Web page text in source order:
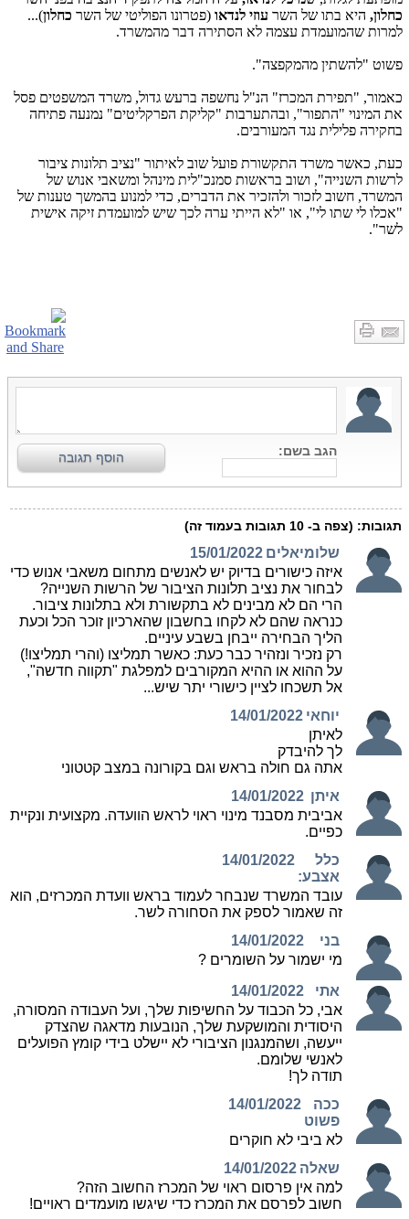
כחלון, היא בתו של השר עוזי לנדאו (פטרונו הפוליטי של השר כחלון)...
למרות שהמועמדת עצמה לא הסתירה דבר מהמשרד.
פשוט "להשתין מהמקפצה".
כאמור, "תפירת המכרז" הנ"ל נחשפה ברעש גדול, משרד המשפטים פסל
את המינוי "התפור", ובהתערבות "קליקת הפרקליטים" נמנעה פתיחה
בחקירה פלילית נגד המעורבים.
כעת, כאשר משרד התקשורת פועל שוב לאיתור "נציב תלונות ציבור
לרשות השנייה", ושוב בראשות סמנכ"לית מינהל ומשאבי אנוש של
המשרד, חשוב לזכור ולהזכיר את הדברים, כדי למנוע בהמשך טענות של
"אכלו לי שתו לי", או "לא הייתי ערה לכך שיש למועמדת זיקה אישית
לשר".